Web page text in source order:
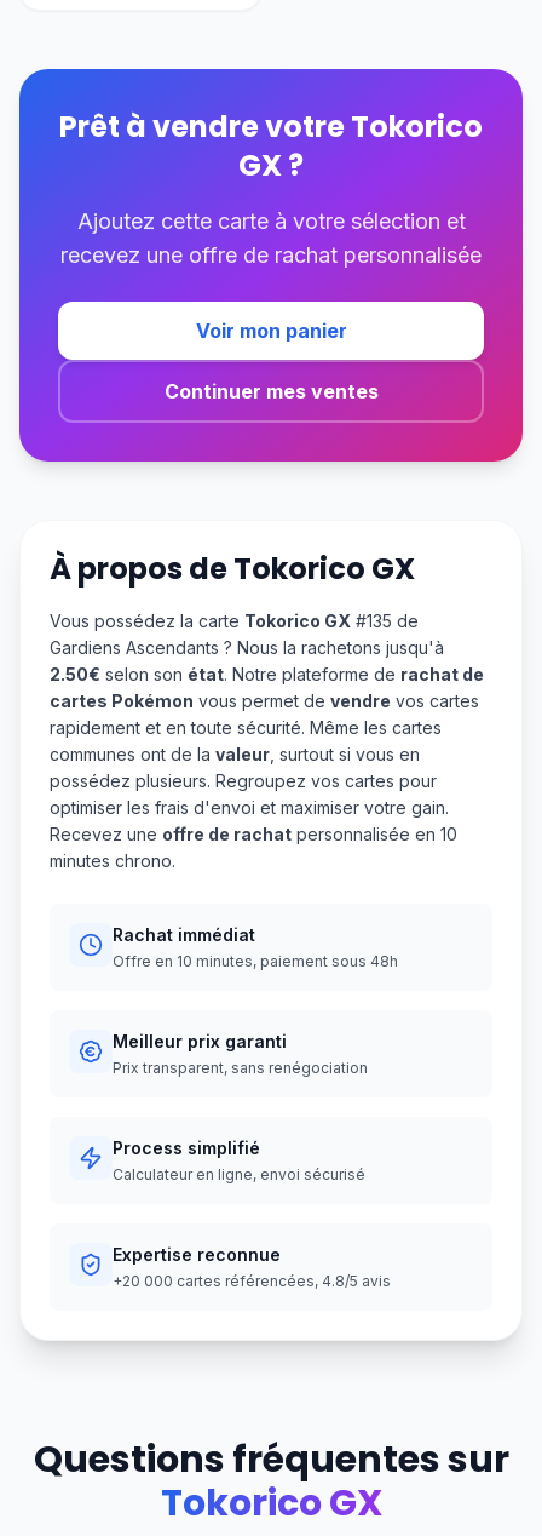
Prêt à vendre votreTokorico
GX?
Ajoutez cette carte à votre sélection et
recevez une offre de rachat personnalisée
Voir mon panier
Continuer mes ventes
À propos deTokorico GX
Vous possédez la carte Tokorico GX #135 de
Gardiens Ascendants ? Nous la rachetons jusqu'à
2.50€ selon son état. Notre plateforme de rachat de
cartes Pokémon vous permet de vendre vos cartes
rapidement et en toute sécurité. Même les cartes
communes ont de la valeur , surtout si vous en
possédez plusieurs. Regroupez vos cartes pour
optimiser les frais d'envoi et maximiser votre gain.
Recevez une offre de rachat personnalisée en 10
minutes chrono.
Rachat immédiat
Offre en 10 minutes, paiement sous 48h
Meilleur prix garanti
Prix transparent, sans renégociation
Process simplifié
Calculateur en ligne, envoi sécurisé
Expertise reconnue
+20 000 cartes référencées, 4.8/5 avis
Questions fréquentes sur
Tokorico GX